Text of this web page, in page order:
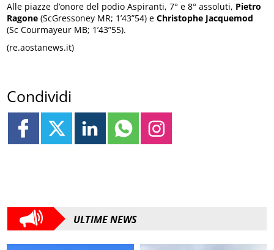
Alle piazze d’onore del podio Aspiranti, 7° e 8° assoluti, Pietro
Ragone (ScGressoney MR; 1’43”54) e Christophe Jacquemod
(Sc Courmayeur MB; 1’43”55).
(re.aostanews.it)
Condividi
ULTIME NEWS